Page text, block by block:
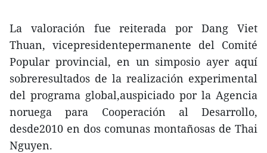
La valoración fue reiterada por Dang Viet
Thuan, vicepresidentepermanente del Comité
Popular provincial, en un simposio ayer aquí
sobreresultados de la realización experimental
del programa global,auspiciado por la Agencia
noruega para Cooperación al Desarrollo,
desde2010 en dos comunas montañosas de Thai
Nguyen.